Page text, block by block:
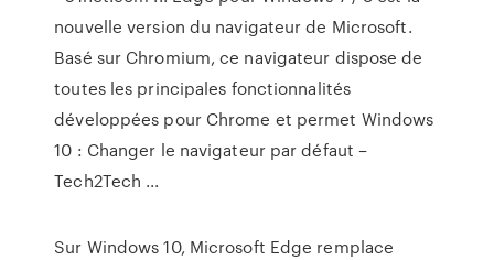
nouvelle version du navigateur de Microsoft.
Basé sur Chromium, ce navigateur dispose de
toutes les principales fonctionnalités
développées pour Chrome et permet Windows
10 : Changer le navigateur par défaut –
Tech2Tech ...
Sur Windows 10, Microsoft Edge remplace